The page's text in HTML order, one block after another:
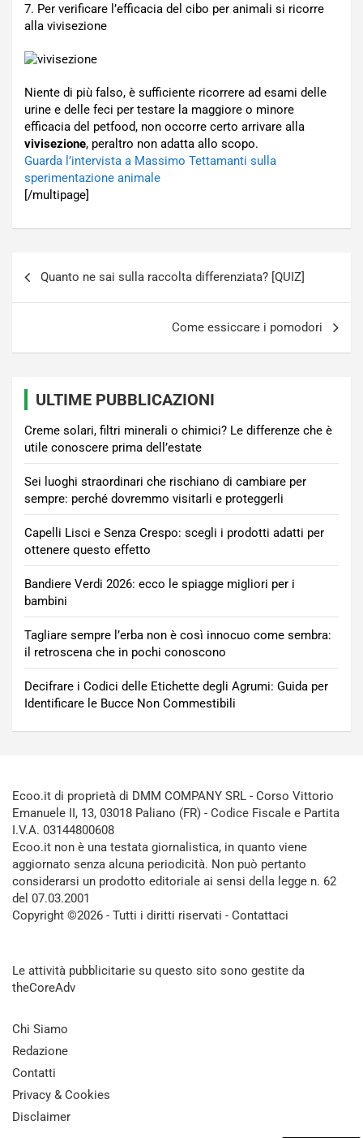
7. Per verificare l’efficacia del cibo per animali si ricorre
alla vivisezione
Niente di più falso, è sufficiente ricorrere ad esami delle
urine e delle feci per testare la maggiore o minore
efficacia del petfood, non occorre certo arrivare alla
vivisezione, peraltro non adatta allo scopo.
Guarda l’intervista a Massimo Tettamanti sulla
sperimentazione animale
[/multipage]
articoli
Quanto ne sai sulla raccolta differenziata? [QUIZ]
Come essiccare i pomodori
ULTIME PUBBLICAZIONI
Creme solari, filtri minerali o chimici? Le differenze che è
utile conoscere prima dell’estate
Sei luoghi straordinari che rischiano di cambiare per
sempre: perché dovremmo visitarli e proteggerli
Capelli Lisci e Senza Crespo: scegli i prodotti adatti per
ottenere questo effetto
Bandiere Verdi 2026: ecco le spiagge migliori per i
bambini
Tagliare sempre l’erba non è così innocuo come sembra:
il retroscena che in pochi conoscono
Decifrare i Codici delle Etichette degli Agrumi: Guida per
Identificare le Bucce Non Commestibili
Ecoo.it di proprietà di DMM COMPANY SRL - Corso Vittorio
Emanuele II, 13, 03018 Paliano (FR) - Codice Fiscale e Partita
I.V.A. 03144800608
Ecoo.it non è una testata giornalistica, in quanto viene
aggiornato senza alcuna periodicità. Non può pertanto
considerarsi un prodotto editoriale ai sensi della legge n. 62
del 07.03.2001
Copyright ©2026 - Tutti i diritti riservati - Contattaci
Le attività pubblicitarie su questo sito sono gestite da
theCoreAdv
Chi Siamo
Redazione
Contatti
Privacy & Cookies
Disclaimer